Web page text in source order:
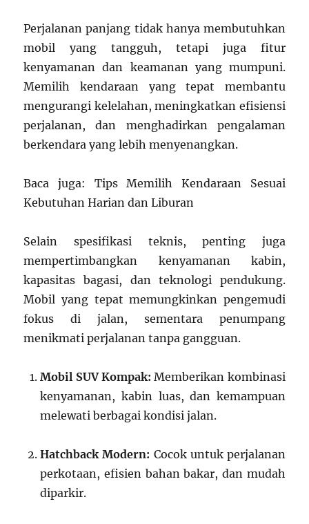
Perjalanan panjang tidak hanya membutuhkan
mobil yang tangguh, tetapi juga fitur
kenyamanan dan keamanan yang mumpuni.
Memilih kendaraan yang tepat membantu
mengurangi kelelahan, meningkatkan efisiensi
perjalanan, dan menghadirkan pengalaman
berkendara yang lebih menyenangkan.
Baca juga: Tips Memilih Kendaraan Sesuai
Kebutuhan Harian dan Liburan
Selain spesifikasi teknis, penting juga
mempertimbangkan kenyamanan kabin,
kapasitas bagasi, dan teknologi pendukung.
Mobil yang tepat memungkinkan pengemudi
fokus di jalan, sementara penumpang
menikmati perjalanan tanpa gangguan.
Mobil SUV Kompak: Memberikan kombinasi
kenyamanan, kabin luas, dan kemampuan
melewati berbagai kondisi jalan.
Hatchback Modern: Cocok untuk perjalanan
perkotaan, efisien bahan bakar, dan mudah
diparkir.